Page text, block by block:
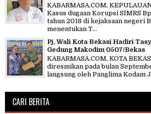
KABARMASA.COM,
Kasus dugaan Korupsi SIMRS
tahun 2018 di kejaksaan negeri
menentukan T...
Pj. Wali Kota Bekasi Hadiri
Gedung Makodim 0507/Bekas
KABARMASA.COM, KOTA
diresmikan pada bulan
langsung oleh Panglima Kodam
CARI BERITA